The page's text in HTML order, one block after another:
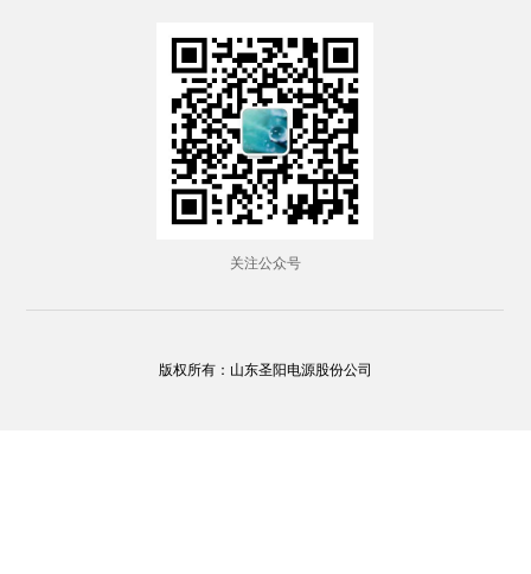
关注公众号
版权所有：山东圣阳电源股份公司